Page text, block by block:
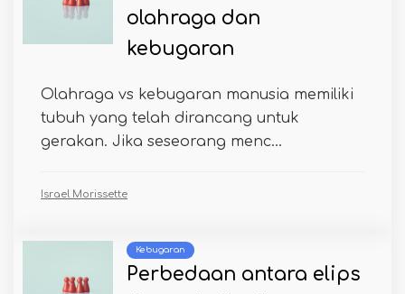
olahraga dan
kebugaran
Olahraga vs kebugaran manusia memiliki
tubuh yang telah dirancang untuk
gerakan. Jika seseorang menc...
Israel Morissette
Kebugaran
Perbedaan antara elips